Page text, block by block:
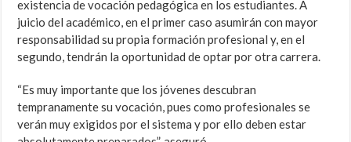
existencia de vocación pedagógica en los estudiantes. A
juicio del académico, en el primer caso asumirán con mayor
responsabilidad su propia formación profesional y, en el
segundo, tendrán la oportunidad de optar por otra carrera.
“Es muy importante que los jóvenes descubran
tempranamente su vocación, pues como profesionales se
verán muy exigidos por el sistema y por ello deben estar